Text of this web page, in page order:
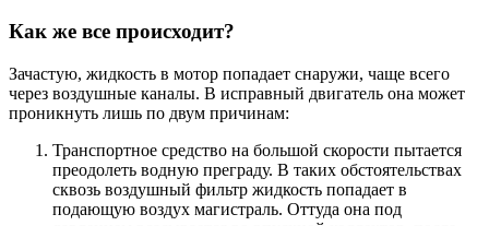
Как же все происходит?
Зачастую, жидкость в мотор попадает снаружи, чаще всего
через воздушные каналы. В исправный двигатель она может
проникнуть лишь по двум причинам:
Транспортное средство на большой скорости пытается
преодолеть водную преграду. В таких обстоятельствах
сквозь воздушный фильтр жидкость попадает в
подающую воздух магистраль. Оттуда она под